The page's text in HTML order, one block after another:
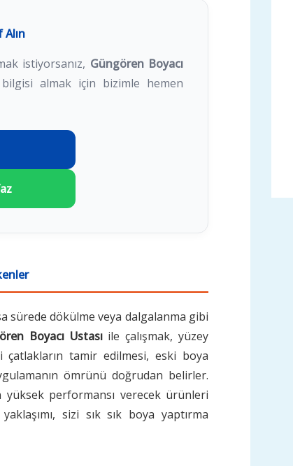
istiyorsanız, Güngören Boyacı
almak için bizimle hemen
sürede dökülme veya dalgalanma gibi
Boyacı Ustasıile çalışmak, yüzey
çatlakların tamir edilmesi, eski boya
ömrünü doğrudan belirler.
performansı verecek ürünleri
yaklaşımı, sizi sık sık boya yaptırma